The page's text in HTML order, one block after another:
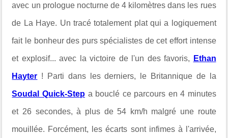
avec un prologue nocturne de 4 kilomètres dans les rues
de La Haye. Un tracé totalement plat qui a logiquement
fait le bonheur des purs spécialistes de cet effort intense
et explosif... avec la victoire de l'un des favoris, Ethan
Hayter ! Parti dans les derniers, le Britannique de la
Soudal Quick-Step a bouclé ce parcours en 4 minutes
et 26 secondes, à plus de 54 km/h malgré une route
mouillée. Forcément, les écarts sont infimes à l'arrivée,